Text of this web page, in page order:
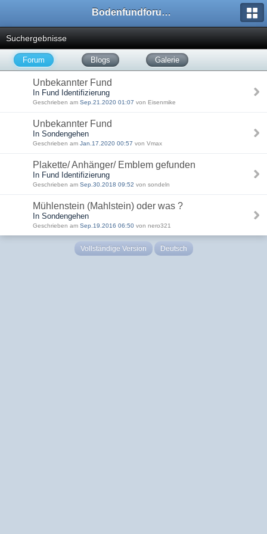
Bodenfundforum.com
Suchergebnisse
Forum Blogs Galerie
Unbekannter Fund
In Fund Identifizierung
Geschrieben am Sep.21.2020 01:07 von Eisenmike
Unbekannter Fund
In Sondengehen
Geschrieben am Jan.17.2020 00:57 von Vmax
Plakette/ Anhänger/ Emblem gefunden
In Fund Identifizierung
Geschrieben am Sep.30.2018 09:52 von sondeln
Mühlenstein (Mahlstein) oder was ?
In Sondengehen
Geschrieben am Sep.19.2016 06:50 von nero321
Vollständige Version Deutsch